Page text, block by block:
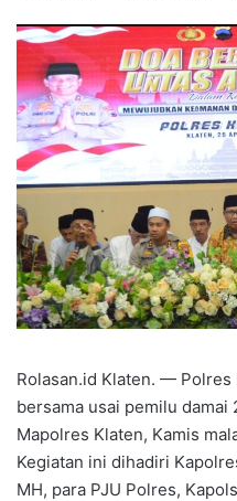
Rolasan.id Klaten. —
bersama usai pemilu damai
Mapolres Klaten, Kamis
Kegiatan ini dihadiri
MH, para PJU Polres,